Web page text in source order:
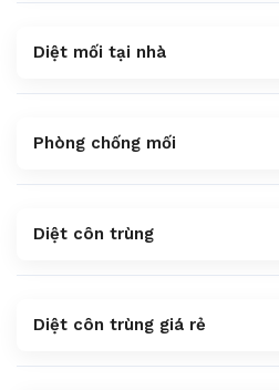
Diệt mối tại nhà
Phòng chống mối
Diệt côn trùng
Diệt côn trùng giá rẻ